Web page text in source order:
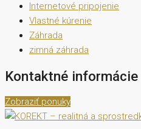
Internetové pripojenie
Vlastné kúrenie
Záhrada
zimná záhrada
Kontaktné informácie
Zobraziť ponuky